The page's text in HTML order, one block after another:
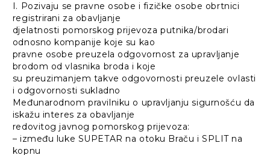
I. Pozivaju se pravne osobe i fizičke osobe obrtnici
registrirani za obavljanje
djelatnosti pomorskog prijevoza putnika/brodari
odnosno kompanije koje su kao
pravne osobe preuzela odgovornost za upravljanje
brodom od vlasnika broda i koje
su preuzimanjem takve odgovornosti preuzele ovlasti
i odgovornosti sukladno
Međunarodnom pravilniku o upravljanju sigurnošću da
iskažu interes za obavljanje
redovitog javnog pomorskog prijevoza:
– između luke SUPETAR na otoku Braču i SPLIT na
kopnu